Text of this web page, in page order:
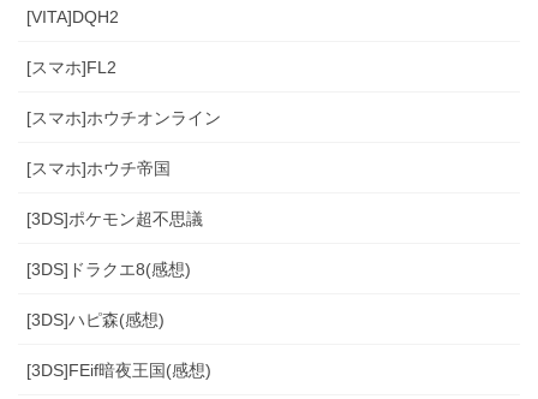
[VITA]DQH2
[スマホ]FL2
[スマホ]ホウチオンライン
[スマホ]ホウチ帝国
[3DS]ポケモン超不思議
[3DS]ドラクエ8(感想)
[3DS]ハピ森(感想)
[3DS]FEif暗夜王国(感想)